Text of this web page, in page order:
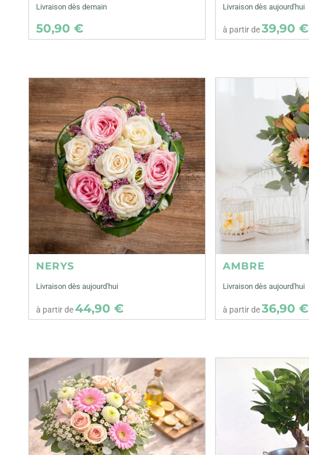
Livraison dès demain
50,90 €
Livraison dès aujourd'hui
à partir de39,90 €
NERYS
Livraison dès aujourd'hui
à partir de44,90 €
AMBRE
Livraison dès aujourd'hui
à partir de36,90 €